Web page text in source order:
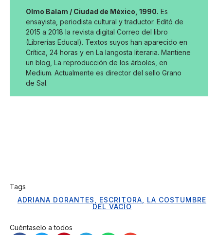
Olmo Balam / Ciudad de México, 1990. Es
ensayista, periodista cultural y traductor. Editó de
2015 a 2018 la revista digital Correo del libro
(Librerías Educal). Textos suyos han aparecido en
Crítica, 24 horas y en La langosta literaria. Mantiene
un blog, La reproducción de los árboles, en
Medium. Actualmente es director del sello Grano
de Sal.
Tags
ADRIANA DORANTES
ESCRITORA
LA COSTUMBRE
DEL VACÍO
Cuéntaselo a todos